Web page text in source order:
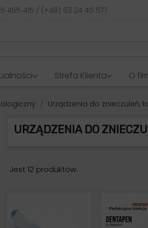
455 415 / (+48) 63 24 45 577
Strefa Klienta O
Urządzenia do znieczuleń,
URZĄDZENIA DO
Jest 12 produktów.